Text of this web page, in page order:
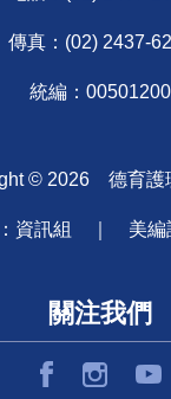
傳真：(02) 2437-
統編：00501200
© 2026德育護
資訊組 ｜ 美編
關注我們